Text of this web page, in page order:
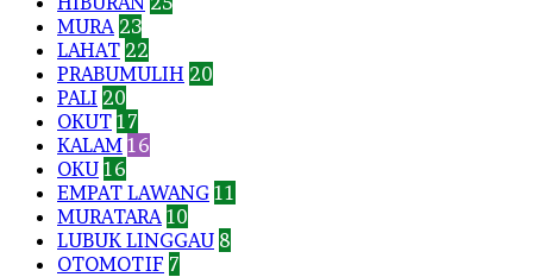
MURA 23
LAHAT 22
PRABUMULIH 20
PALI 20
OKUT 17
KALAM 16
OKU 16
EMPAT LAWANG 11
MURATARA 10
LUBUK LINGGAU 8
OTOMOTIF 7